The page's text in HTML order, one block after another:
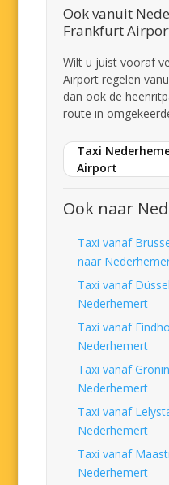
Ook vanuit
Frankfurt
Wilt u juist vooraf
Airport regelen
dan ook de
route in
Taxi
Airport
Ook naar
Taxi vanaf
naar
Taxi vanaf
Nederhemert
Taxi vanaf
Nederhemert
Taxi vanaf
Nederhemert
Taxi vanaf
Nederhemert
Taxi vanaf
Nederhemert